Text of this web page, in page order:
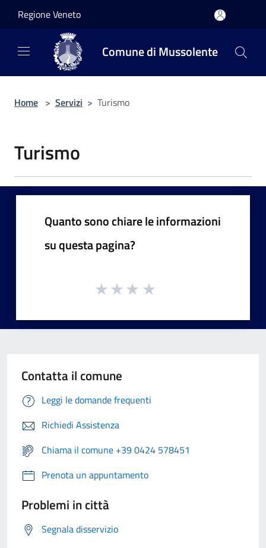
Regione Veneto
Comune di Mussolente
Home > Servizi > Turismo
Turismo
Quanto sono chiare le informazioni
su questa pagina?
Contatta il comune
Leggi le domande frequenti
Richiedi Assistenza
Chiama il comune +39 0424 578451
Prenota un appuntamento
Problemi in città
Segnala disservizio